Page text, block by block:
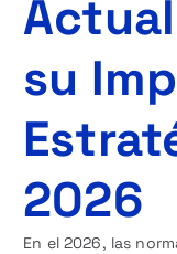
su
2026
En el 2026, las